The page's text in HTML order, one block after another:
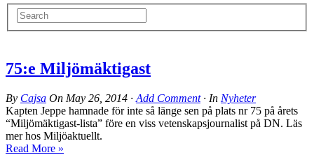
75:e Miljömäktigast
By Cajsa On May 26, 2014 · Add Comment· In Nyheter
Kapten Jeppe hamnade för inte så länge sen på plats nr 75 på årets
“Miljömäktigast-lista” före en viss vetenskapsjournalist på DN. Läs
mer hos Miljöaktuellt.
Read More »